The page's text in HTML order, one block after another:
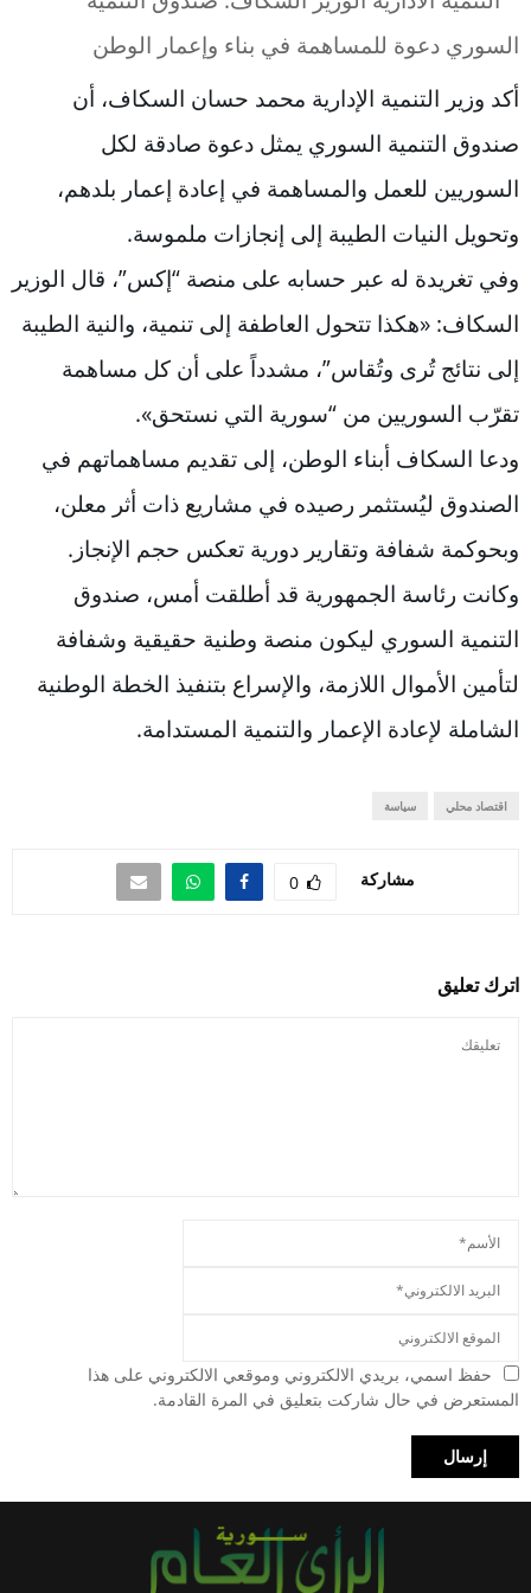
أكد وزير التنمية الإدارية محمد حسان السكاف، أن
صندوق التنمية السوري يمثل دعوة صادقة لكل
السوريين للعمل والمساهمة في إعادة إعمار بلدهم،
وتحويل النيات الطيبة إلى إنجازات ملموسة.
وفي تغريدة له عبر حسابه على منصة “إكس”، قال الوزير
السكاف: «هكذا تتحول العاطفة إلى تنمية، والنية الطيبة
إلى نتائج تُرى وتُقاس”، مشدداً على أن كل مساهمة
تقرّب السوريين من “سورية التي نستحق».
ودعا السكاف أبناء الوطن، إلى تقديم مساهماتهم في
الصندوق ليُستثمر رصيده في مشاريع ذات أثر معلن،
وبحوكمة شفافة وتقارير دورية تعكس حجم الإنجاز.
وكانت رئاسة الجمهورية قد أطلقت أمس، صندوق
التنمية السوري ليكون منصة وطنية حقيقية وشفافة
لتأمين الأموال اللازمة، والإسراع بتنفيذ الخطة الوطنية
الشاملة لإعادة الإعمار والتنمية المستدامة.
اقتصاد محلي سياسة
مشاركة 0
اترك تعليق
حفظ اسمي، بريدي الالكتروني وموقعي الالكتروني على هذا
المستعرض في حال شاركت بتعليق في المرة القادمة.